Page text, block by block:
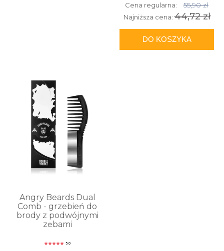
Cena regularna: 55,90 zł
Najniższa cena:44,72 zł
DO KOSZYKA
Angry Beards Dual
Comb - grzebień do
brody z podwójnymi
zębami
5.0